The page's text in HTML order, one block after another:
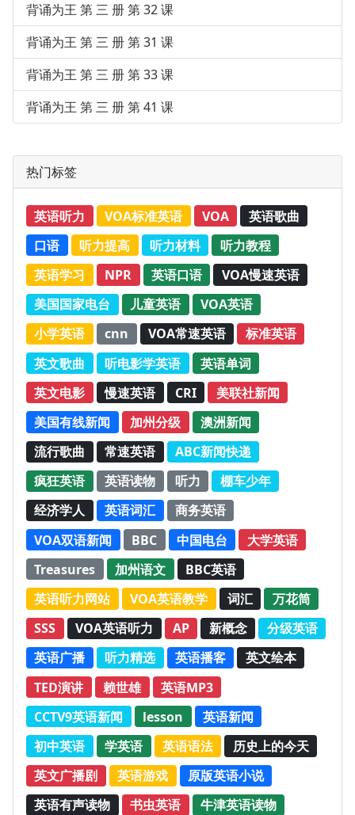
背诵为王 第 三 册 第 32 课
背诵为王 第 三 册 第 31 课
背诵为王 第 三 册 第 33 课
背诵为王 第 三 册 第 41 课
热门标签
英语听力 VOA标准英语 VOA
英语歌曲
口语
听力提高 听力材料
听力教程
英语学习
NPR 英语口语
VOA慢速英语
美国国家电台
儿童英语
VOA英语
小学英语
cnn VOA常速英语
标准英语
英文歌曲
听电影学英语
英语单词
英文电影
慢速英语 CRI
美联社新闻
美国有线新闻
加州分级
澳洲新闻
流行歌曲
常速英语
ABC新闻快递
疯狂英语
英语读物 听力
棚车少年
经济学人
英语词汇
商务英语
VOA双语新闻
BBC 中国电台
大学英语
Treasures
加州语文
BBC英语
英语听力网站
VOA英语教学 词汇
万花筒
SSS
VOA英语听力 AP 新概念
分级英语
英语广播
听力精选 英语播客
英文绘本
TED演讲
赖世雄
英语MP3
CCTV9英语新闻
lesson
英语新闻
初中英语
学英语 英语语法
历史上的今天
英文广播剧
英语游戏
原版英语小说
英语有声读物
书虫英语
牛津英语读物